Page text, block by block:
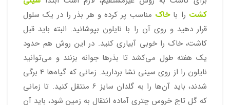
کشت را باخاک مناسب پر کرده و هر بذر را در یک سلول
قرار دهید و روی آن را با نایلون بپوشانید. البته باید قبل
کاشت، خاک را خوبی آبیاری کنید. در این روش هم حدود
یک هفته طول می‌کشد تا بذرها جوانه بزنند و می‌توانید
نایلون را از روی سینی نشا بردارید. زمانی که گیاه‌ها 4 برگی
شدند، باید آن‌ها را به گلدان سایز 6 منتقل کنید. تا زمانی
که گل تاج خروس چتری آماده انتقال به زمین شود، باید آن